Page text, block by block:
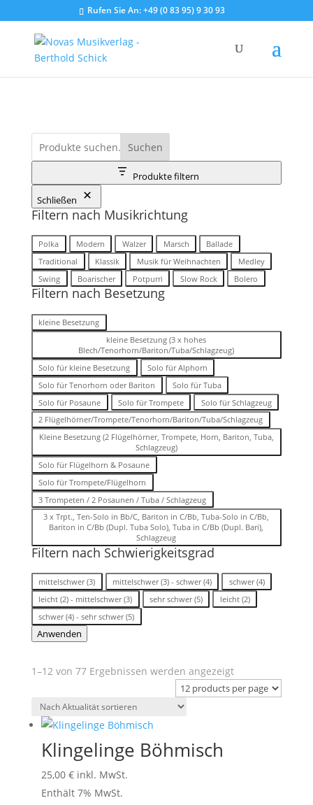
Rufen Sie An:+49 (0 83 95) 9 30 93
Suchen
Produkte filtern
Schließen
Filtern nach Musikrichtung
Musikrichtung
Polka Modern Walzer Marsch
Ballade
Traditional
Klassik Musik für Weihnachten
Medley
Swing
Boarischer Potpurri Slow Rock Bolero
Filtern nach Besetzung
Besetzung
kleine Besetzung
kleine Besetzung (3 x hohes
Blech/Tenorhorn/Bariton/Tuba/Schlagzeug)
Solo für kleine Besetzung
Solo für Alphorn
Solo für Tenorhorn oder Bariton
Solo für Tuba
Solo für Posaune
Solo für Trompete
Solo für Schlagzeug
2 Flügelhörner/Trompete/Tenorhorn/Bariton/Tuba/Schlagzeug
Kleine Besetzung (2 Flügelhörner, Trompete, Horn, Bariton, Tuba,
Schlagzeug)
Solo für Flügelhorn & Posaune
Solo für Trompete/Flügelhorn
3 Trompeten / 2 Posaunen / Tuba / Schlagzeug
3 x Trpt., Ten-Solo in Bb/C, Bariton in C/Bb, Tuba-Solo in C/Bb,
Bariton in C/Bb (Dupl. Tuba Solo), Tuba in C/Bb (Dupl. Bari),
Schlagzeug
Filtern nach Schwierigkeitsgrad
Stufe/Schwierigkeitsgrad
mittelschwer (3) mittelschwer (3) - schwer (4)
schwer (4)
leicht (2) - mittelschwer (3)
sehr schwer (5)
leicht (2)
schwer (4) - sehr schwer (5)
Anwenden
1–12 von 77 Ergebnissen werden angezeigtNach
Aktualität
Klingelinge Böhmisch
25,00 € inkl. MwSt.
Enthält 7% MwSt.